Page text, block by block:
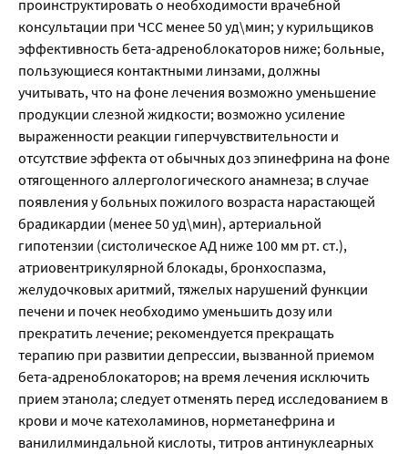
проинструктировать о необходимости врачебной
консультации при ЧСС менее 50 уд\мин; у курильщиков
эффективность бета-адреноблокаторов ниже; больные,
пользующиеся контактными линзами, должны
учитывать, что на фоне лечения возможно уменьшение
продукции слезной жидкости; возможно усиление
выраженности реакции гиперчувствительности и
отсутствие эффекта от обычных доз эпинефрина на фоне
отягощенного аллергологического анамнеза; в случае
появления у больных пожилого возраста нарастающей
брадикардии (менее 50 уд\мин), артериальной
гипотензии (систолическое АД ниже 100 мм рт. ст.),
атриовентрикулярной блокады, бронхоспазма,
желудочковых аритмий, тяжелых нарушений функции
печени и почек необходимо уменьшить дозу или
прекратить лечение; рекомендуется прекращать
терапию при развитии депрессии, вызванной приемом
бета-адреноблокаторов; на время лечения исключить
прием этанола; следует отменять перед исследованием в
крови и моче катехоламинов, норметанефрина и
ванилилминдальной кислоты, титров антинуклеарных